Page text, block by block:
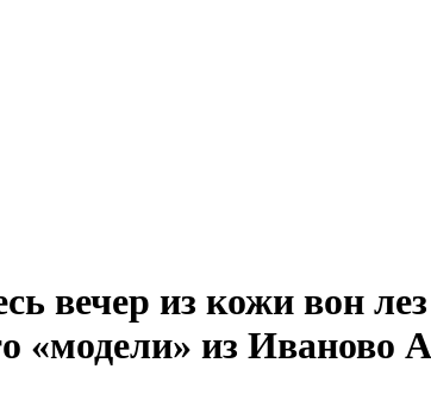
вечер из кожи вон
«модели» из Иваново